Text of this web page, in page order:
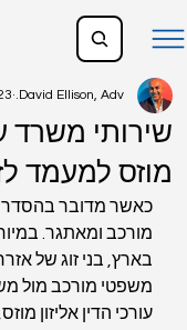
שירותי משרד
מוזס למעמד
David Ellison, Adv.
23
כאשר מדובר
מורכב ומאתגר.
בארץ, בני זוג של
משפטי מורכב מול
עורכי הדין אליזון